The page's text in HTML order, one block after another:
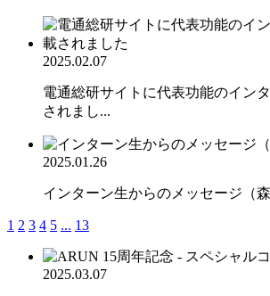
2025.02.07
電通総研サイトに代表功能のイン
されまし...
2025.01.26
インターン生からのメッセージ（森
1 2 3 4 5 ... 13
2025.03.07